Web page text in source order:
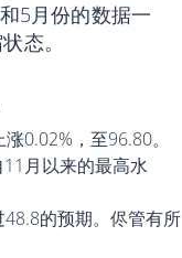
5月份的数据一
态。
0.02%，至96.80。
月以来的最高水
的预期。侭管有所